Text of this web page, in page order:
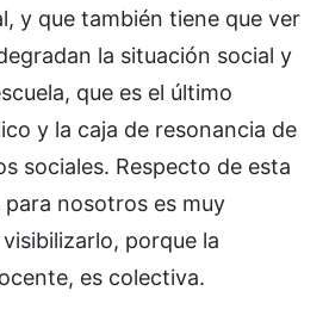
y que también tiene que ver
la situación social y
que es el último
y la caja de resonancia de
sociales. Respecto de esta
nosotros es muy
porque la
es colectiva.